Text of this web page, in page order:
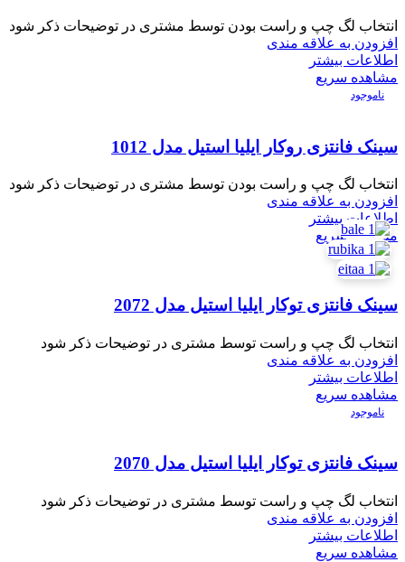
انتخاب لگ چپ و راست بودن توسط مشتری در توضیحات ذکر شود
افزودن به علاقه مندی
اطلاعات بیشتر
مشاهده سریع
ناموجود
سینک فانتزی روکار ایلیا استیل مدل 1012
انتخاب لگ چپ و راست بودن توسط مشتری در توضیحات ذکر شود
افزودن به علاقه مندی
اطلاعات بیشتر
مشاهده سریع
ناموجود
سینک فانتزی توکار ایلیا استیل مدل 2072
انتخاب لگ چپ و راست توسط مشتری در توضیحات ذکر شود
افزودن به علاقه مندی
اطلاعات بیشتر
مشاهده سریع
ناموجود
سینک فانتزی توکار ایلیا استیل مدل 2070
انتخاب لگ چپ و راست توسط مشتری در توضیحات ذکر شود
افزودن به علاقه مندی
اطلاعات بیشتر
مشاهده سریع